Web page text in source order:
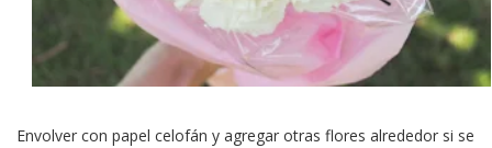
Envolver con papel celofán y agregar otras flores alrededor si se